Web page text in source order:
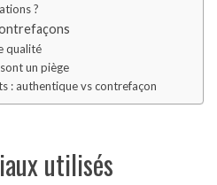
?
qualité
un piège
: authentique vs contrefaçon
utilisés